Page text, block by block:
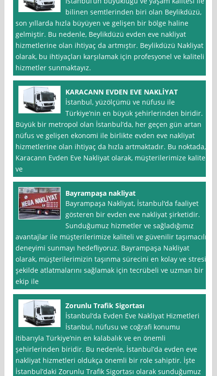
bilinen semtlerinden biri olan Beylikdüzü,
son yıllarda hızla büyüyen ve gelişen bir bölge haline
gelmiştir. Bu nedenle, Beylikdüzü evden eve nakliyat
hizmetlerine olan ihtiyaç da artmıştır. Beylikdüzü Nakliyat
olarak, bu ihtiyaçları karşılamak için profesyonel ve kaliteli
hizmetler sunmaktayız.
KARACANN EVDEN EVE NAKLİYAT
İstanbul, yüzölçümü ve nüfusu ile
Türkiye’nin en büyük şehirlerinden biridir.
Büyük bir metropol olan İstanbul’da, her geçen gün artan
nüfus ve gelişen ekonomi ile birlikte evden eve nakliyat
hizmetlerine olan ihtiyaç da hızla artmaktadır. Bu noktada,
Karacann Evden Eve Nakliyat olarak, müşterilerimize kaliteli
ve
Bayrampaşa nakliyat
Bayrampaşa Nakliyat, İstanbul‘da faaliyet
gösteren bir evden eve nakliyat şirketidir.
Sunduğumuz hizmetler ve sağladığımız
avantajlar ile müşterilerimize kaliteli ve güvenilir taşımacılık
deneyimi sunmayı hedefliyoruz. Bayrampaşa Nakliyat
olarak, müşterilerimizin taşınma sürecini en kolay ve stresiz
şekilde atlatmalarını sağlamak için tecrübeli ve uzman bir
ekip ile
Zorunlu Trafik Sigortası
İstanbul‘da Evden Eve Nakliyat Hizmetleri
İstanbul, nüfusu ve coğrafi konumu
itibarıyla Türkiye’nin en kalabalık ve en önemli
şehirlerinden biridir. Bu nedenle, İstanbul’da evden eve
nakliyat hizmetleri oldukça önemli bir role sahiptir. İşte
İstanbul’daki Zorunlu Trafik Sigortası olarak sunduğumuz